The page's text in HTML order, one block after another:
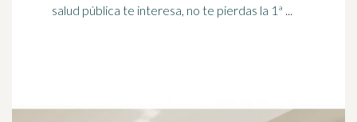
salud pública te interesa, no te pierdas la 1ª ...